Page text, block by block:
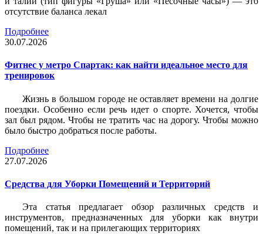
отсутствие баланса лекал
Подробнее
30.07.2026
Фитнес у метро Спартак: как найти идеальное место для
тренировок
Жизнь в большом городе не оставляет времени на долгие
поездки. Особенно если речь идет о спорте. Хочется, чтобы
зал был рядом. Чтобы не тратить час на дорогу. Чтобы можно
было быстро добраться после работы.
Подробнее
27.07.2026
Средства для Уборки Помещений и Территорий
Эта статья предлагает обзор различных средств и
инструментов, предназначенных для уборки как внутри
помещений, так и на прилегающих территориях